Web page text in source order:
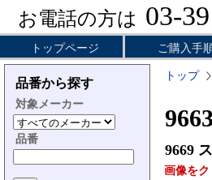
お電話の方は 03-
トップページ ご購入手
品番から探す
対象メーカー
品番
トップ
9669
画像をク